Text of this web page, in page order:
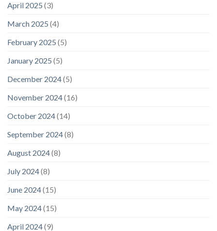
April 2025 (3)
March 2025 (4)
February 2025 (5)
January 2025 (5)
December 2024(5)
November 2024(16)
October 2024(14)
September 2024(8)
August 2024(8)
July 2024(8)
June 2024(15)
May 2024(15)
April 2024(9)